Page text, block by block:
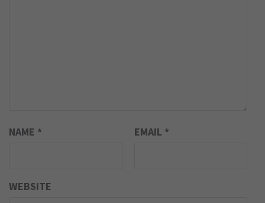
NAME * EMAIL *
WEBSITE